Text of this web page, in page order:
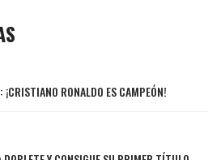
RONALDO ES CAMPEÓN!